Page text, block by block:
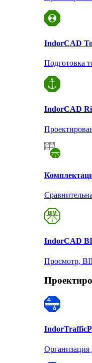
IndorCAD
Подготовка
IndorCAD
IndorCAD
Просмотр,
Indor